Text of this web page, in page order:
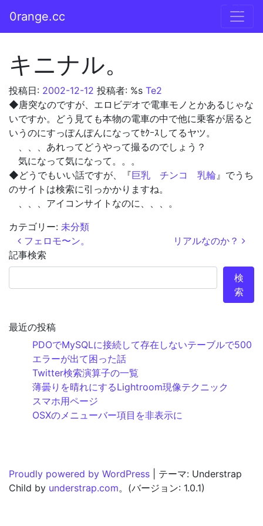
メインナビゲーション
0range.cc
キニナル。
投稿日: 2002-12-12 投稿者: %s Te2
◆唐突なのですが、エロビデオで電車モノとかあるじゃな
いですか。どう見ても本物の電車の中で他に乗客が居ると
いうのにすっぽんぽんになってｾｸｰｽしてるヤツ。
、、、あれってどうやって撮るのでしょう？
気になって気になって。。。
◆どうでもいい話ですが、『巨乳 チンコ 乳輪』でうち
のサイトは検索に引っかかりますね。
、、、アイコンサイトなのに、、、。
カテゴリー: 未分類
投稿ナビゲーション
フェロモ〜ン。
リアルなのか？
記事検索
検
索
最近の投稿
PDOでMySQLに接続して存在しないテーブルで500
エラーが出て困った話
Twitter検索演算子の一覧
薄曇りを晴れにするLightroom現像テクニック
スマホ用ページ
OSXのメニューバー項目を非表示に
Proudly powered by WordPress
テーマ: Understrap
Child by understrap.com。(バージョン: 1.0.1)